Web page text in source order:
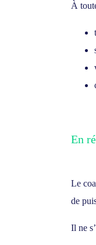
À
En
Le
de
Il ne